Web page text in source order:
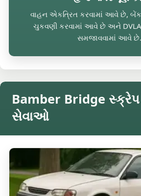
વાહન એકત્રિત કરવામાં આવે છે, બેંક
ચુકવણી કરવામાં આવે છે અને
સમજાવવામાં આવે છે.
Bamber Bridge
સેવાઓ